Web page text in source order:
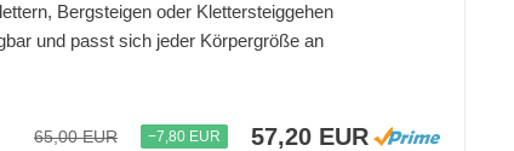
Bergsteigen oder Klettersteiggehen
und passt sich jeder Körpergröße an
65,00 EUR −7,80 EUR 57,20 EUR